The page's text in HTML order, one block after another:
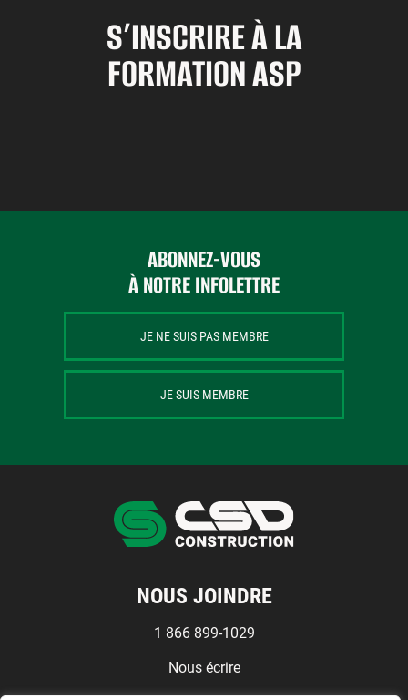
S’INSCRIRE À LA
FORMATION ASP
NOUS JOINDRE
1 866 899-1029
Nous écrire
ABONNEZ-VOUS
À NOTRE INFOLETTRE
JE NE SUIS PAS MEMBRE
JE SUIS MEMBRE